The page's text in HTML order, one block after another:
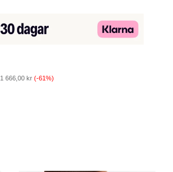
1 666,00 kr (-61%)